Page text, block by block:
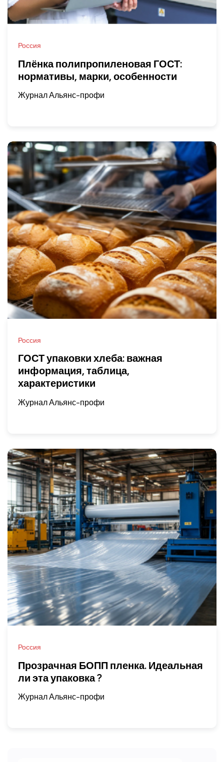
Россия
Плёнка полипропиленовая ГОСТ:
нормативы, марки, особенности
Журнал Альянс-профи
Россия
ГОСТ упаковки хлеба: важная
информация, таблица,
характеристики
Журнал Альянс-профи
Россия
Прозрачная БОПП пленка. Идеальная
ли эта упаковка ?
Журнал Альянс-профи